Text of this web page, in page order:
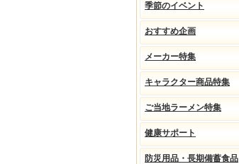
季節のイベント
おすすめ企画
メーカー特集
キャラクター商品特集
ご当地ラーメン特集
健康サポート
防災用品・長期備蓄食品